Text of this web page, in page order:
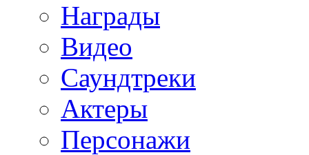
Награды
Видео
Саундтреки
Актеры
Персонажи